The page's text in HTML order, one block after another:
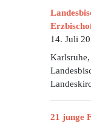
14. Juli
21 junge